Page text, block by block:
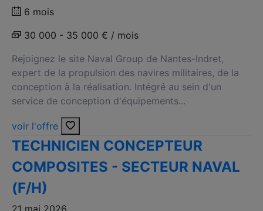
6 mois
30 000 - 35 000 € / mois
Rejoignez le site Naval Group de Nantes-Indret,
expert de la propulsion des navires militaires, de la
conception à la réalisation. Intégré au sein d'un
service de conception d'équipements...
voir l'offre
TECHNICIEN CONCEPTEUR
COMPOSITES - SECTEUR NAVAL
(F/H)